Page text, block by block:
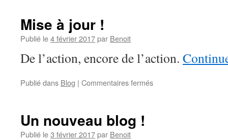
j’ai
Mise à jour !
Publié le4 février 2017par Benoit
De l’action, encore de l’action.
Publié dans Blog | Commentaires ferméssur
Un nouveau blog !
Publié le3 février 2017par Benoit